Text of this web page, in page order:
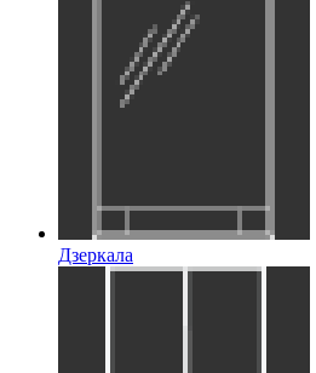
Дзеркала